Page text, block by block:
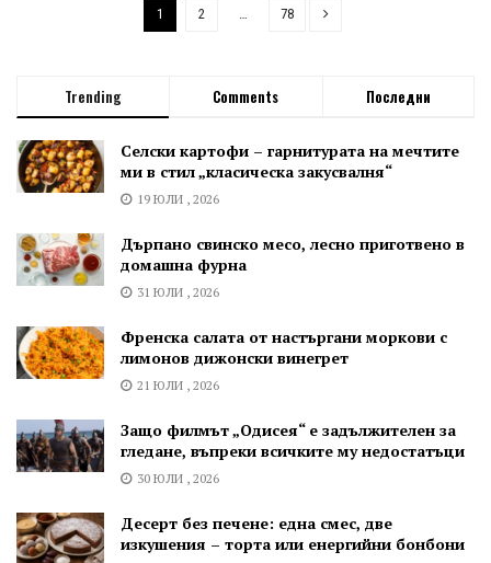
1 2 … 78
Trending Comments Последни
Селски картофи – гарнитурата на мечтите
ми в стил „класическа закусвалня“
19 ЮЛИ , 2026
Дърпано свинско месо, лесно приготвено в
домашна фурна
31 ЮЛИ , 2026
Френска салата от настъргани моркови с
лимонов дижонски винегрет
21 ЮЛИ , 2026
Защо филмът „Одисея“ е задължителен за
гледане, въпреки всичките му недостатъци
30 ЮЛИ , 2026
Десерт без печене: една смес, две
изкушения – торта или енергийни бонбони